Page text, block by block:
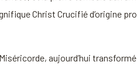
Christ Crucifié d’origine
aujourd’hui